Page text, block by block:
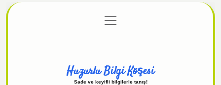
Gizlilik Politikası
menüyü
aç
Huzurlu Bilgi Köşesi
Sade ve keyifli bilgilerle tanış!